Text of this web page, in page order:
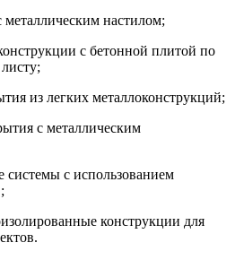
настилом;
с бетонной плитой по
из легких металлоконструкций;
с металлическим
с использованием
конструкции для